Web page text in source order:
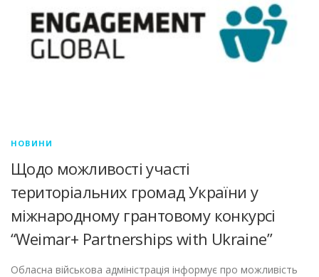
НОВИНИ
Щодо можливості участі
територіальних громад України у
міжнародному грантовому конкурсі
“Weimar+ Partnerships with Ukraine”
Обласна військова адміністрація інформує про можливість